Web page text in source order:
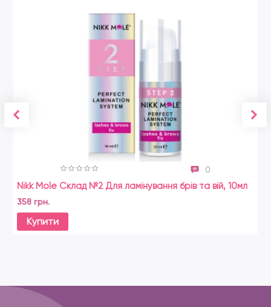
0
Nikk Mole Склад №2 Для ламінування брів та вій, 10мл
358 грн.
Купити